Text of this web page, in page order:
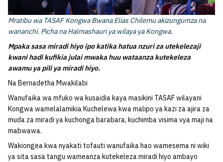
Mratibu wa TASAF Kongwa Bwana Elias Chilemu akizungumza na
wananchi. Picha na Halmashauri ya wilaya ya Kongwa.
Mpaka sasa miradi hiyo ipo katika hatua nzuri za utekelezaji
kwani hadi kufikia julai mwaka huu wataanza kutekeleza
awamu ya pili ya miradi hiyo.
Na Bernadetha Mwakilabi
Wanufaika wa mfuko wa kusaidia kaya masikini TASAF wilayani
Kongwa wamelalamikia Kuchelewa kwa malipo ya kazi za ajira za
muda za miradi ya kuchonga barabara, kuchimba visima vya maji na
mabwawa.
Wakiongea kwa nyakati tofauti wanufaika hao wamesema ni wiki
ya sita sasa tangu wameanza kutekeleza miradi hiyo ambayo